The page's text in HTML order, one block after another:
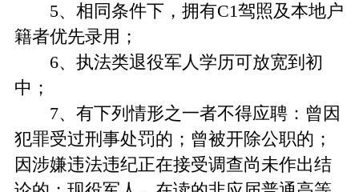
5、相同条件下，拥有C1驾照及本地户
籍者优先录用；
6、执法类退役军人学历可放宽到初
中；
7、有下列情形之一者不得应聘：曾因
犯罪受过刑事处罚的；曾被开除公职的；
因涉嫌违法违纪正在接受调查尚未作出结